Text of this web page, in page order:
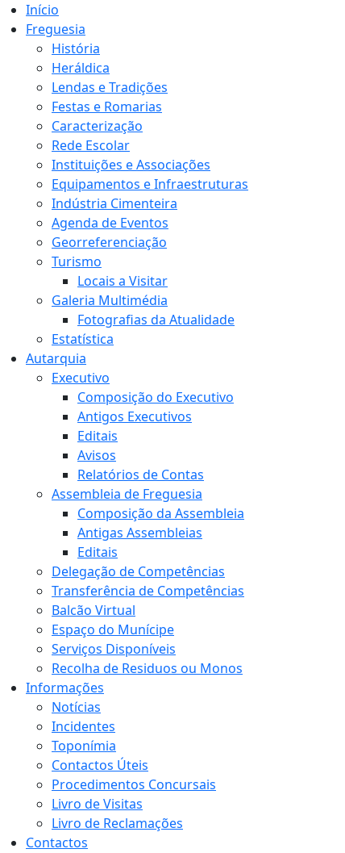
Início
Freguesia
História
Heráldica
Lendas e Tradições
Festas e Romarias
Caracterização
Rede Escolar
Instituições e Associações
Equipamentos e Infraestruturas
Indústria Cimenteira
Agenda de Eventos
Georreferenciação
Turismo
Locais a Visitar
Galeria Multimédia
Fotografias da Atualidade
Estatística
Autarquia
Executivo
Composição do Executivo
Antigos Executivos
Editais
Avisos
Relatórios de Contas
Assembleia de Freguesia
Composição da Assembleia
Antigas Assembleias
Editais
Delegação de Competências
Transferência de Competências
Balcão Virtual
Espaço do Munícipe
Serviços Disponíveis
Recolha de Residuos ou Monos
Informações
Notícias
Incidentes
Toponímia
Contactos Úteis
Procedimentos Concursais
Livro de Visitas
Livro de Reclamações
Contactos